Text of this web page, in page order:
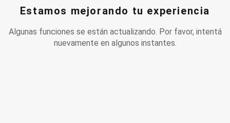
Estamos mejorando tu experiencia
Algunas funciones se están actualizando. Por favor, intentá
nuevamente en algunos instantes.